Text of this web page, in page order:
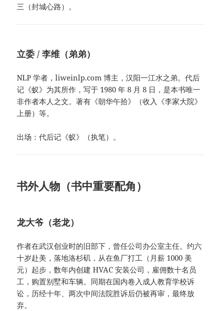
三（封城心路）。
立委 / 李维（弟弟）
NLP 学者，liweinlp.com 博主，汉阳一江水之弟。代后
记《蚁》为其所作，写于 1980 年 8 月 8 日，是本书唯一
非作者本人之文。著有《朝华午拾》（收入《李家大院》
上册）等。
出场：代后记《蚁》（执笔）。
书外人物（书中重要配角）
龙大爷（老龙）
作者在武汉创业时的旧部下，曾任公司办公室主任。约六
十岁赴美，落地洛杉矶，从在鱼厂打工（月薪 1000 美
元）起步，数年内创建 HVAC 安装公司，雇佣数十名员
工，购置别墅和车辆。同期在国内卷入成人教育学校诉
讼，历经十年、两次中间法院胜诉后仍被再审，最终放
弃。